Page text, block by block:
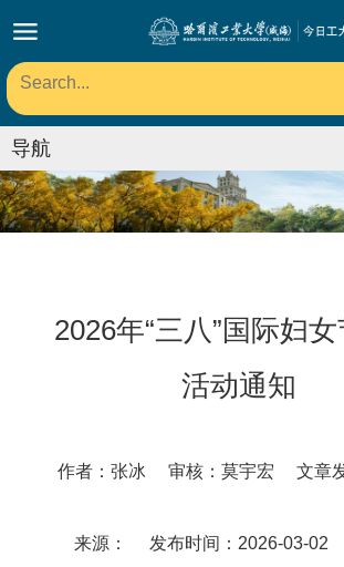
导航
2026年“三八”国际妇女
活动通知
作者：张冰 审核：莫宇宏 文章
来源： 发布时间：2026-03-02